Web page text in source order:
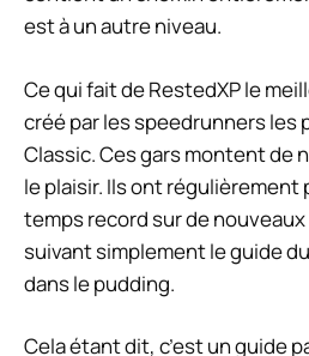
est à un autre niveau.
Ce qui fait de RestedXP le
créé par les speedrunners les
Classic. Ces gars montent de
le plaisir. Ils ont régulièrement
temps record sur de
suivant simplement le guide
dans le pudding.
Cela étant dit, c’est un guide